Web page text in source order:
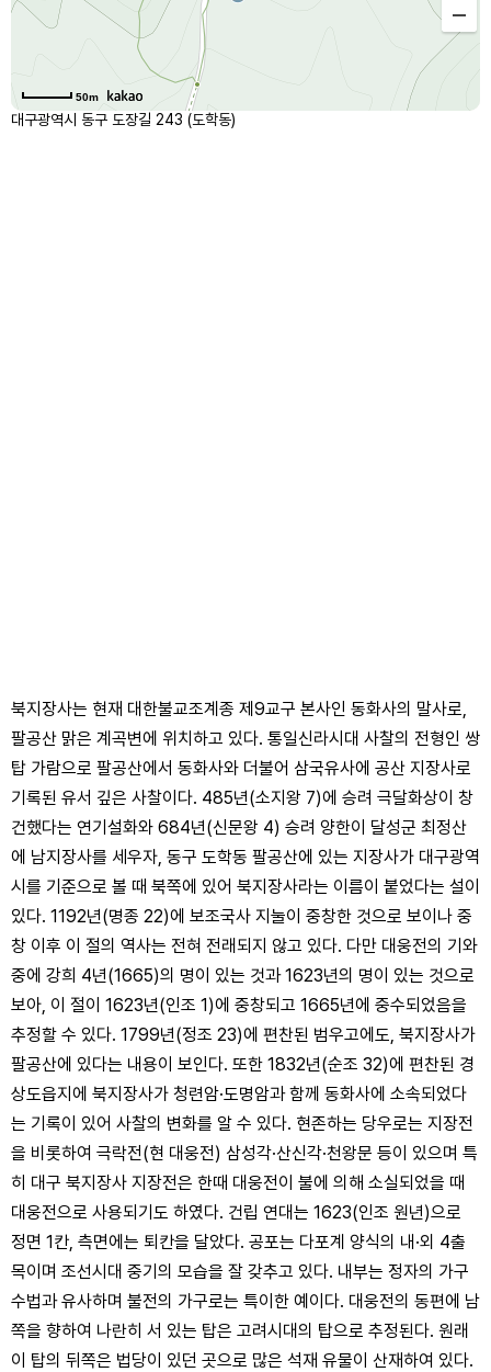
50m
대구광역시 동구 도장길 243 (도학동)
북지장사는 현재 대한불교조계종 제9교구 본사인 동화사의 말사로,
팔공산 맑은 계곡변에 위치하고 있다. 통일신라시대 사찰의 전형인 쌍
탑 가람으로 팔공산에서 동화사와 더불어 삼국유사에 공산 지장사로
기록된 유서 깊은 사찰이다. 485년(소지왕 7)에 승려 극달화상이 창
건했다는 연기설화와 684년(신문왕 4) 승려 양한이 달성군 최정산
에 남지장사를 세우자, 동구 도학동 팔공산에 있는 지장사가 대구광역
시를 기준으로 볼 때 북쪽에 있어 북지장사라는 이름이 붙었다는 설이
있다. 1192년(명종 22)에 보조국사 지눌이 중창한 것으로 보이나 중
창 이후 이 절의 역사는 전혀 전래되지 않고 있다. 다만 대웅전의 기와
중에 강희 4년(1665)의 명이 있는 것과 1623년의 명이 있는 것으로
보아, 이 절이 1623년(인조 1)에 중창되고 1665년에 중수되었음을
추정할 수 있다. 1799년(정조 23)에 편찬된 범우고에도, 북지장사가
팔공산에 있다는 내용이 보인다. 또한 1832년(순조 32)에 편찬된 경
상도읍지에 북지장사가 청련암·도명암과 함께 동화사에 소속되었다
는 기록이 있어 사찰의 변화를 알 수 있다. 현존하는 당우로는 지장전
을 비롯하여 극락전(현 대웅전) 삼성각·산신각·천왕문 등이 있으며 특
히 대구 북지장사 지장전은 한때 대웅전이 불에 의해 소실되었을 때
대웅전으로 사용되기도 하였다. 건립 연대는 1623(인조 원년)으로
정면 1칸, 측면에는 퇴칸을 달았다. 공포는 다포계 양식의 내·외 4출
목이며 조선시대 중기의 모습을 잘 갖추고 있다. 내부는 정자의 가구
수법과 유사하며 불전의 가구로는 특이한 예이다. 대웅전의 동편에 남
쪽을 향하여 나란히 서 있는 탑은 고려시대의 탑으로 추정된다. 원래
이 탑의 뒤쪽은 법당이 있던 곳으로 많은 석재 유물이 산재하여 있다.